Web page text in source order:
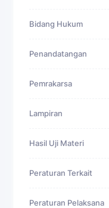
Bidang Hukum
Penandatangan
Pemrakarsa
Lampiran
Hasil Uji Materi
Peraturan Terkait
Peraturan Pelaksana